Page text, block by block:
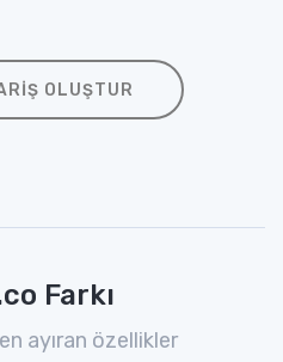
OLUŞTUR
Farkı
ayıran özellikler